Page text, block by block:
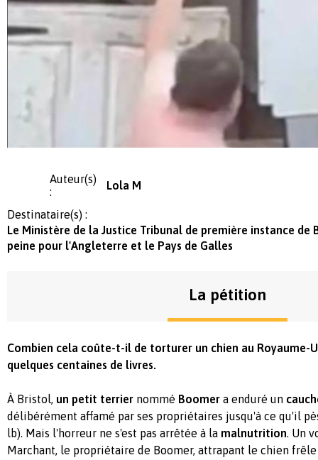
Auteur(s)
:
Lola M
Destinataire(s) :
Le Ministère de la Justice Tribunal de première instance de
peine pour l'Angleterre et le Pays de Galles
La pétition
Combien cela coûte-t-il de torturer un chien au Royaume-
quelques centaines de livres.
À Bristol, un petit terrier nommé Boomer a enduré un
délibérément affamé par ses propriétaires jusqu'à ce qu'il
lb). Mais l'horreur ne s'est pas arrêtée à la malnutrition. Un
Marchant, le propriétaire de Boomer, attrapant le chien